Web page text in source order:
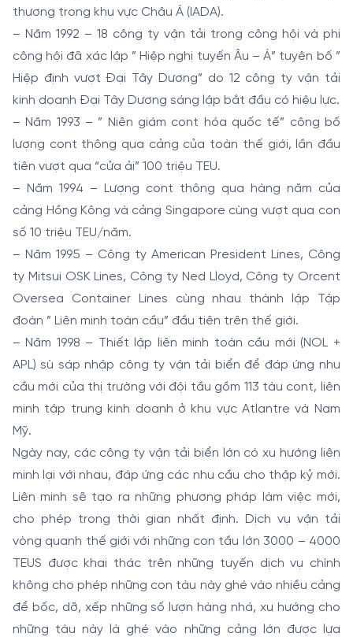
thương trong khu vực Châu Á (IADA).
– Năm 1992 – 18 công ty vận tải trong công hội và phi
công hội đã xác lập ” Hiệp nghị tuyến Âu – Á” tuyên bố ”
Hiệp định vượt Đại Tây Dương” do 12 công ty vận tải
kinh doanh Đại Tây Dương sáng lập bắt đầu có hiệu lực.
– Năm 1993 – ” Niên giám cont hóa quốc tế” công bố
lượng cont thông qua cảng của toàn thế giới, lần đầu
tiên vượt qua “cửa ải” 100 triệu TEU.
– Năm 1994 – Lượng cont thông qua hàng năm của
cảng Hồng Kông và cảng Singapore cùng vượt qua con
số 10 triệu TEU/năm.
– Năm 1995 – Công ty American President Lines, Công
ty Mitsui OSK Lines, Công ty Ned Lloyd, Công ty Orcent
Oversea Container Lines cùng nhau thành lập Tập
đoàn ” Liên minh toàn cầu” đầu tiên trên thế giới.
– Năm 1998 – Thiết lập liên minh toàn cầu mới (NOL +
APL) sù sáp nhập công ty vận tải biển để đáp ứng nhu
cầu mới của thị trường với đội tầu gồm 113 tàu cont, liên
minh tập trung kinh doanh ở khu vực Atlantre và Nam
Mỹ.
Ngày nay, các công ty vận tải biển lớn có xu hướng liên
minh lại với nhau, đáp ứng các nhu cầu cho thập kỷ mới.
Liên minh sẽ tạo ra những phương pháp làm việc mới,
cho phép trong thời gian nhất định. Dịch vụ vận tải
vòng quanh thế giới với những con tầu lớn 3000 – 4000
TEUS được khai thác trên những tuyến dịch vụ chính
không cho phép những con tàu này ghé vào nhiều cảng
để bốc, dỡ, xếp những số lượn hàng nhá, xu hướng cho
những tàu này là ghé vào những cảng lớn được lựa